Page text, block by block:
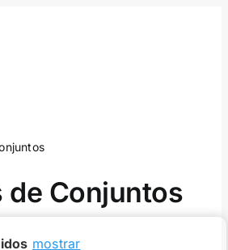
de Conjuntos
mostrar